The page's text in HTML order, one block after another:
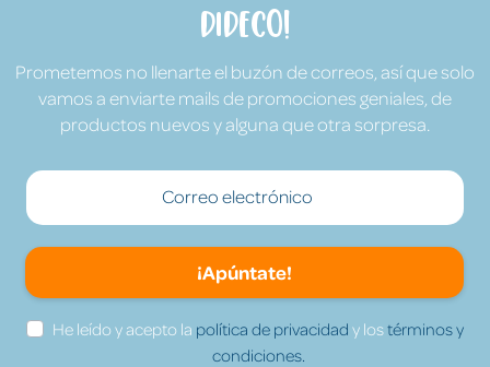
Dideco!
Prometemos no llenarte el buzón de correos, así que solo
vamos a enviarte mails de promociones geniales, de
productos nuevos y alguna que otra sorpresa.
¡Apúntate!
He leído y acepto la política de privacidad y lostérminos y
condiciones.